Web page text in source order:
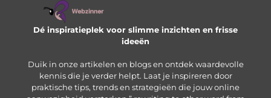
Dé inspiratieplek voor slimme inzichten en frisse
ideeën
Duik in onze artikelen en blogs en ontdek waardevolle
kennis die je verder helpt. Laat je inspireren door
praktische tips, trends en strategieën die jouw online